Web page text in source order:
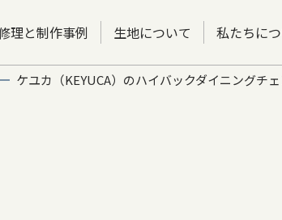
理と制作事例 生地について 私たちに
ケユカ（KEYUCA）のハイバックダイニング